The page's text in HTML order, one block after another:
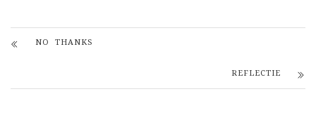
NO THANKS
REFLECTIE